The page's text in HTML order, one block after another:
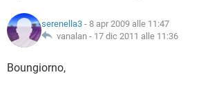
TIKTOK
HARDWARE
INSTAGRAM WHATSAPP
TIKTOK
HARDWARE
INTRATTENIMENTO
iOS WINDOWS 10
INSTAGRAM
COVID-19 GAMING
INTRATTENIMENTO
iOS
GLOSSARIO
COVID-19
serenella3 - 8 apr 2009 alle 11:47
vanalan - 17 dic 2011 alle 11:36
Boungiorno,